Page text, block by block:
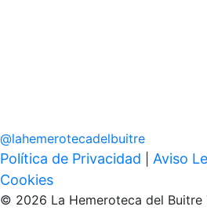
@lahemerotecadelbuitre
Política de Privacidad Aviso
Cookies
© 2026 La Hemeroteca del Buitre